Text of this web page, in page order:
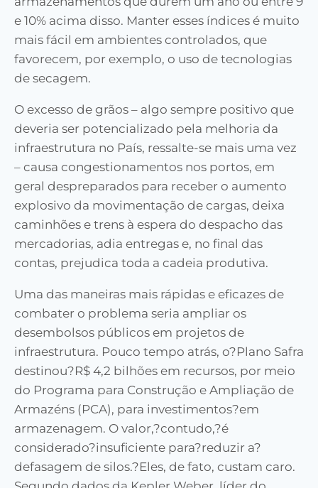
e 10% acima disso. Manter esses índices é muito
mais fácil em ambientes controlados, que
favorecem, por exemplo, o uso de tecnologias
de secagem.
O excesso de grãos – algo sempre positivo que
deveria ser potencializado pela melhoria da
infraestrutura no País, ressalte-se mais uma vez
– causa congestionamentos nos portos, em
geral despreparados para receber o aumento
explosivo da movimentação de cargas, deixa
caminhões e trens à espera do despacho das
mercadorias, adia entregas e, no final das
contas, prejudica toda a cadeia produtiva.
Uma das maneiras mais rápidas e eficazes de
combater o problema seria ampliar os
desembolsos públicos em projetos de
infraestrutura. Pouco tempo atrás, o?Plano Safra
destinou?R$ 4,2 bilhões em recursos, por meio
do Programa para Construção e Ampliação de
Armazéns (PCA), para investimentos?em
armazenagem. O valor,?contudo,?é
considerado?insuficiente para?reduzir a?
defasagem de silos.?Eles, de fato, custam caro.